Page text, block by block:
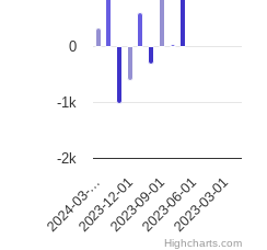
2024-03-…
2023-12-012023-09-012023-06-012023-03-01
-2k
-1k
0
Highcharts.com